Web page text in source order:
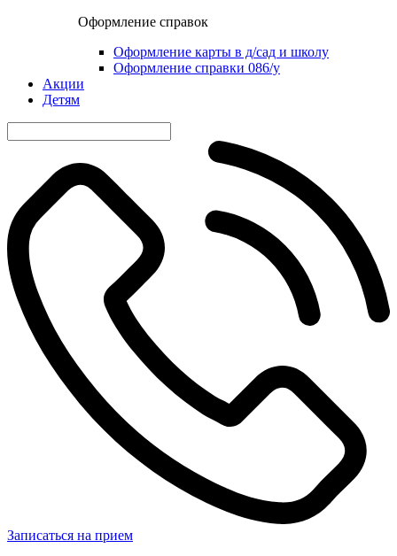
Оформление справок
Оформление карты в д/сад и школу
Оформление справки 086/у
Акции
Детям
Записаться на прием